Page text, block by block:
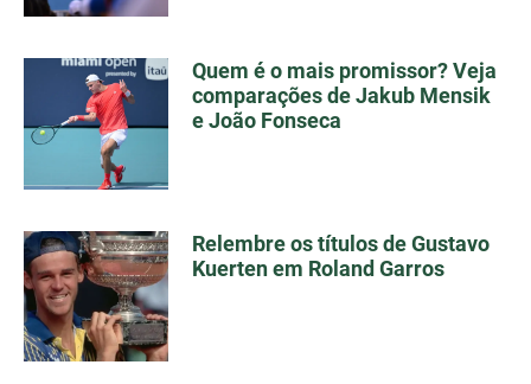
Quem é o mais promissor? Veja
comparações de Jakub Mensik
e João Fonseca
Relembre os títulos de Gustavo
Kuerten em Roland Garros